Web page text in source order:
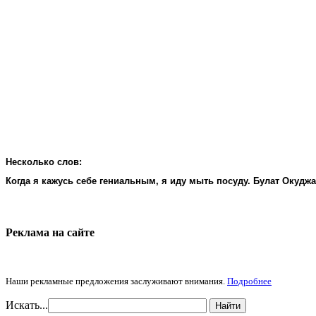
Несколько слов:
Когда я кажусь себе гениальным, я иду мыть посуду. Булат
Реклама на cайте
Наши рекламные предложения заслуживают внимания. Подробнее
Искать... Найти